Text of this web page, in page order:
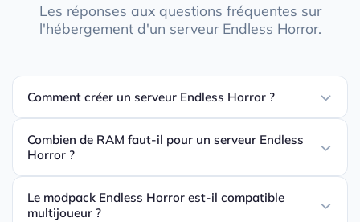
Les réponses aux questions fréquentes sur
l'hébergement d'un serveur Endless Horror.
Comment créer un serveur Endless Horror ?
Combien de RAM faut-il pour un serveur Endless
Horror ?
Le modpack Endless Horror est-il compatible
multijoueur ?